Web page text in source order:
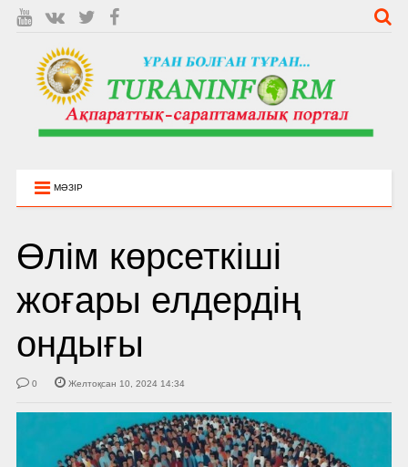
МӘЗІР
Өлім көрсеткіші
жоғары елдердің
ондығы
0 Желтоқсан 10, 2024 14:34